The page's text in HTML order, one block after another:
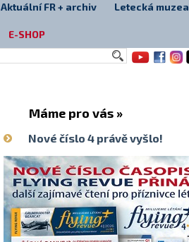
Máme pro vás »
Nové číslo 4 právě vyšlo!
Aktuální FR + archiv Letecká muzea
E-SHOP